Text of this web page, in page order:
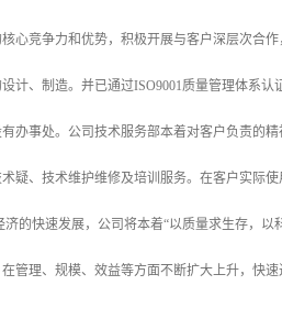
心竞争力和优势，积极开展与客户深层次合
计、制造。并已通过ISO9001质量管理体系
办事处。公司技术服务部本着对客户负责的
疑、技术维护维修及培训服务。在客户实际
的快速发展，公司将本着“以质量求生存，
管理、规模、效益等方面不断扩大上升，快